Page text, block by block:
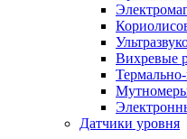
Вихревые
Датчики уровня